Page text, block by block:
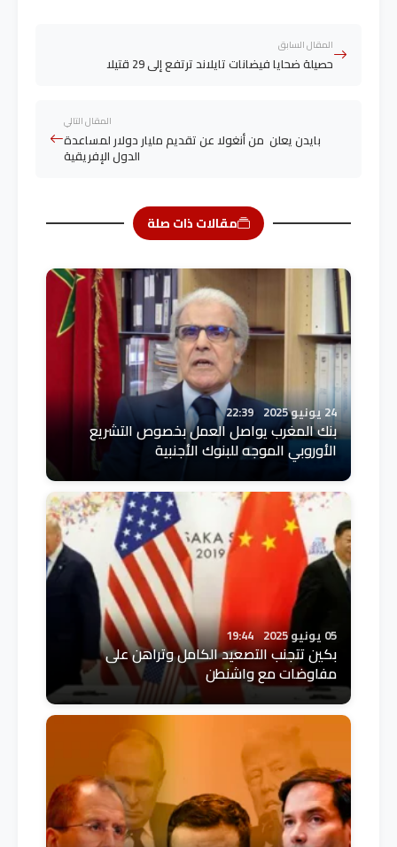
المقال السابق
حصيلة ضحايا فيضانات تايلاند ترتفع إلى 29 قتيلا
المقال التالي
بايدن يعلن من أنغولا عن تقديم مليار دولار لمساعدة
الدول الإفريقية
مقالات ذات صلة
24 يونيو 2025 22:39
بنك المغرب يواصل العمل بخصوص التشريع
الأوروبي الموجه للبنوك الأجنبية
05 يونيو 2025 19:44
بكين تتجنب التصعيد الكامل وتراهن على
مفاوضات مع واشنطن